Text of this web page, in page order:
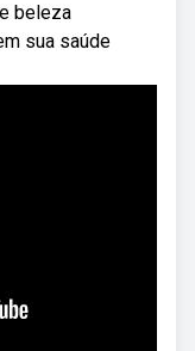
beleza
sua saúde